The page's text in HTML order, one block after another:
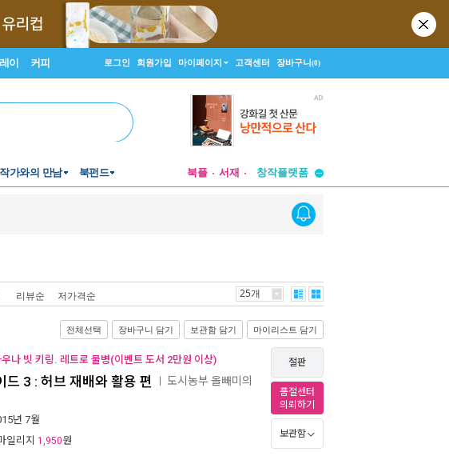
이 커피 로그인 회원가입 마이페이지 고객센터 장바구니(0)
작가와의 만남 북펀드 북플 서재
창작플랫폼
리뷰순 저가격순 25개
전체선택 장바구니 담기 보관함 담기 마이리스트 담기
나 빗 키링. 레트로 물병(이벤트 도서 2만원 이상)
3 : 허브 재배와 활용 편 도시농부 올빼미의
년 7월
일리지 1,950원
절판
품절센터
의뢰하기
보관함